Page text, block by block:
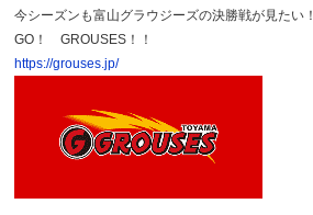
今シーズンも富山グラウジーズの決勝戦が見たい！
GO！ GROUSES！！
https://grouses.jp/